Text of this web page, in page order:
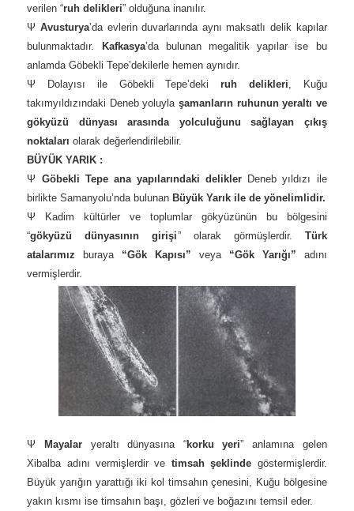
verilen “ruh delikleri” olduğuna inanılır.
ΨAvusturya’da evlerin duvarlarında aynı maksatlı delik kapılar
bulunmaktadır.
Kafkasya’da bulunan megalitik yapılar ise bu
anlamda Göbekli Tepe’dekilerle hemen aynıdır.
Ψ Dolayısı ile Göbekli Tepe’dekiruh delikleri , Kuğu
takımyıldızındaki Deneb yoluyla şamanların ruhunun yeraltı ve
gökyüzü dünyası arasında yolculuğunu sağlayan çıkış
noktaları olarak değerlendirilebilir.
BÜYÜK YARIK :
Ψ Göbekli Tepe ana yapılarındaki delikler Deneb yıldızı ile
birlikte Samanyolu’nda bulunan Büyük Yarık ile de yönelimlidir.
Ψ Kadim kültürler ve toplumlar gökyüzünün bu bölgesini
“gökyüzü dünyasının girişi” olarak görmüşlerdir. Türk
atalarımız buraya “Gök Kapısı” veya“Gök Yarığı” adını
vermişlerdir.
ΨMayalar yeraltı dünyasına “korku yeri” anlamına gelen
Xibalba adını vermişlerdir ve timsah şeklinde göstermişlerdir.
Büyük yarığın yarattığı iki kol timsahın çenesini, Kuğu bölgesine
yakın kısmı ise timsahın başı, gözleri ve boğazını temsil eder.